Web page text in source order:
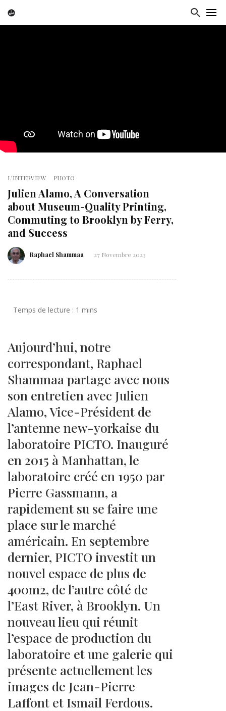
L'INTERVIEW PHOTO
Julien Alamo, A Conversation
about Museum-Quality Printing,
Commuting to Brooklyn by Ferry,
and Success
Raphael Shammaa 27 Novembre 2023
Aujourd’hui, notre
correspondant, Raphael
Shammaa partage avec nous
son entretien avec Julien
Alamo, Vice-Président de
l’antenne new-yorkaise du
laboratoire PICTO. Inauguré
en 2015 à Manhattan, le
laboratoire créé en 1950 par
Pierre Gassmann, a
rapidement su se faire une
place sur le marché
américain. En septembre
dernier, PICTO investit un
nouvel espace de plus de
400m2, de l’autre côté de
l’East River, à Brooklyn. Un
nouveau lieu qui réunit
l’espace de production du
laboratoire et une galerie qui
présente actuellement les
images de Jean-Pierre
Laffont et Ismail Ferdous.